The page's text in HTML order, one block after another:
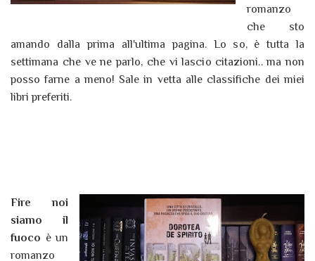
romanzo
che sto
amando dalla prima all'ultima pagina. Lo so, è tutta la
settimana che ve ne parlo, che vi lascio citazioni.. ma non
posso farne a meno! Sale in vetta alle classifiche dei miei
libri preferiti.
Fire noi
siamo il
fuoco è un
romanzo